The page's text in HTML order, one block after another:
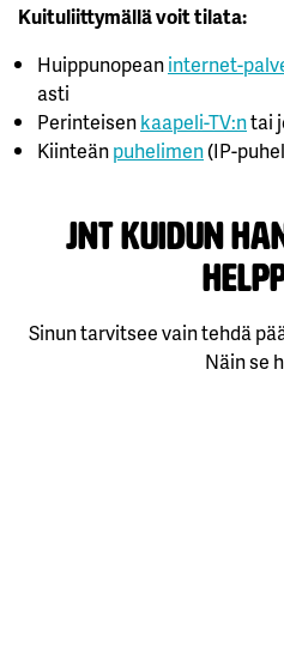
Kuituliittymällä voit tilata:
Huippunopeaninternet-
asti
Perinteisenkaapeli-TV:ntai
Kiinteänpuhelimen(IP-
JNT Kuidun
Sinun tarvitsee vain tehdä
Näin se